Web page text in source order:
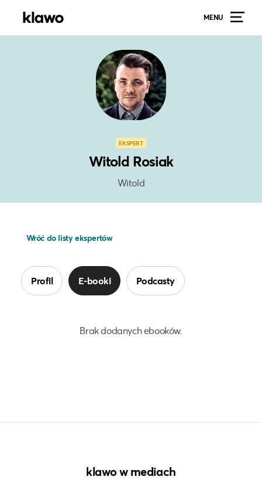
MENU
EKSPERT
Witold Rosiak
Witold
Wróć do listy ekspertów
Profil E-booki Podcasty
Brak dodanych ebooków.
klawo w mediach